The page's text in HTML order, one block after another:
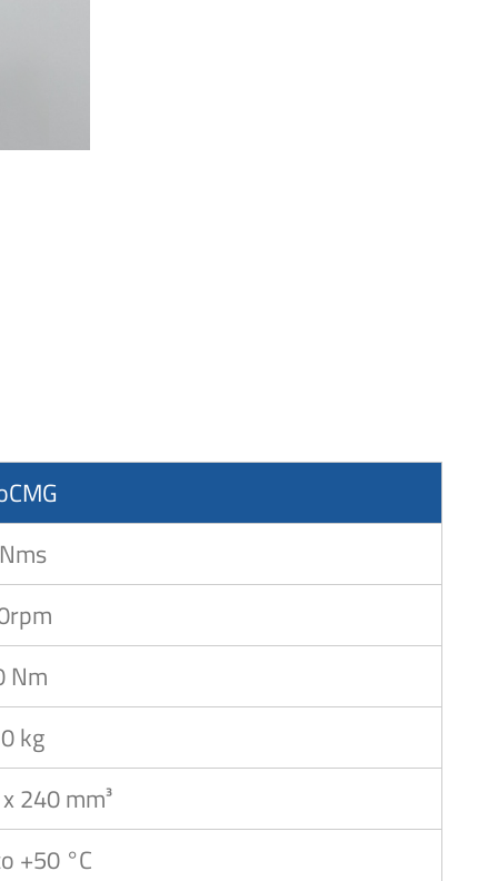
Nm
kg
240 mm³
+50 °C